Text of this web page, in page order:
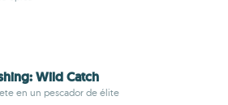
Wild Catch
en un pescador de élite